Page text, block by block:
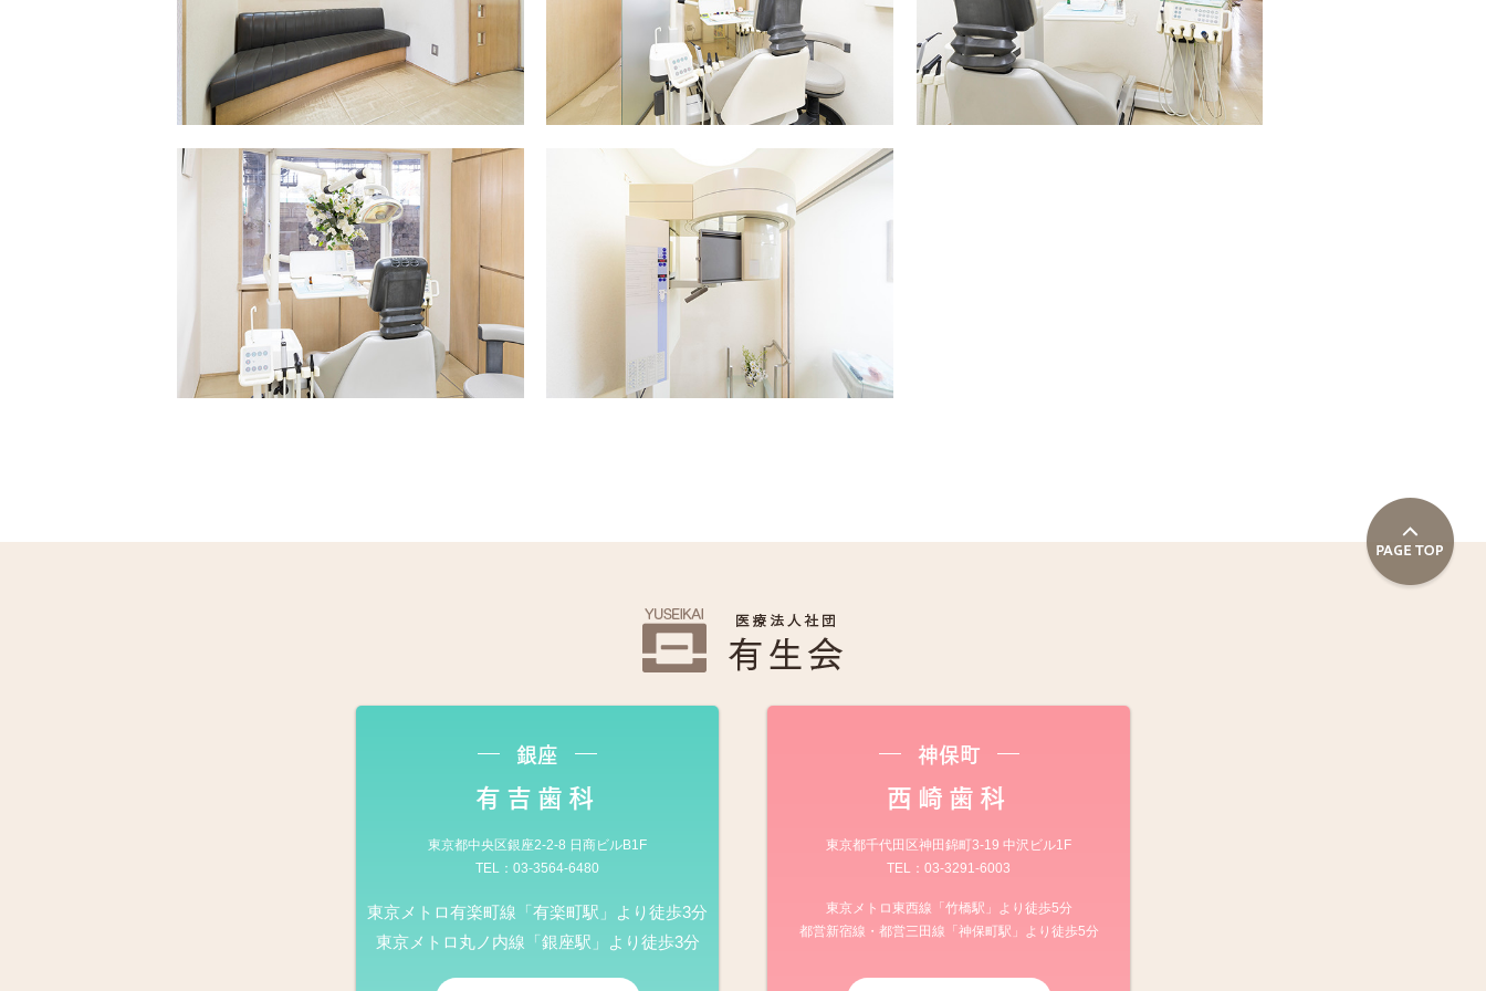
銀座
有吉歯科
東京都中央区銀座2-2-8 日商ビルB1F
TEL： 03-3564-6480
東京メトロ有楽町線「有楽町駅」より徒歩3分
東京メトロ丸ノ内線「銀座駅」より徒歩3分
神保町
西崎歯科
東京都千代田区神田錦町3-19 中沢ビル1F
TEL： 03-3291-6003
東京メトロ東西線「竹橋駅」より徒歩5分
都営新宿線・都営三田線「神保町駅」より徒歩5分